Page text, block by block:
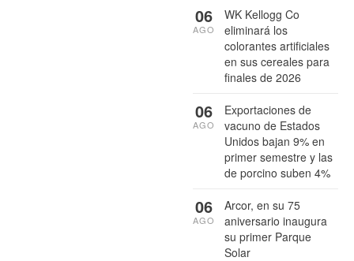
WK Kellogg Co
eliminará los
colorantes artificiales
en sus cereales para
finales de 2026
06
AGO
Exportaciones de
vacuno de Estados
Unidos bajan 9% en
primer semestre y las
de porcino suben 4%
06
AGO
Arcor, en su 75
aniversario inaugura
su primer Parque
Solar
06
AGO